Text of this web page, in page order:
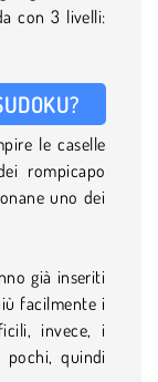
con 3 livelli:
le caselle
rompicapo
uno dei
già inseriti
facilmente i
invece, i
pochi, quindi